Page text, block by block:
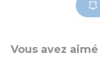
Vous avez